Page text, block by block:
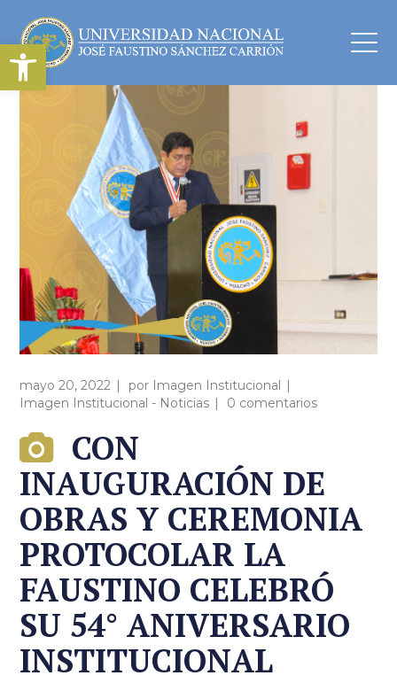
mayo 20, 2022 por Imagen Institucional
Imagen Institucional - Noticias
0 comentarios
CON
INAUGURACIÓN DE
OBRAS Y CEREMONIA
PROTOCOLAR LA
FAUSTINO CELEBRÓ
SU 54° ANIVERSARIO
INSTITUCIONAL
Abrir barra de herramientas